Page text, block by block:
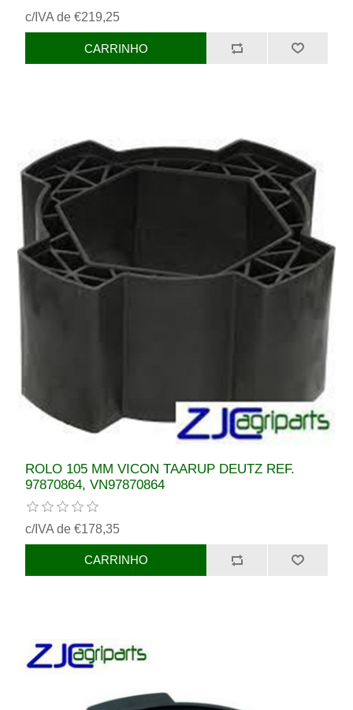
c/IVA de €219,25
ROLO 105 MM VICON TAARUP DEUTZ REF.
97870864, VN97870864
c/IVA de €178,35